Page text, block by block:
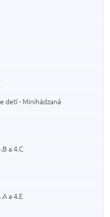
detí - Minihádzaná
a 4.C
a 4.E